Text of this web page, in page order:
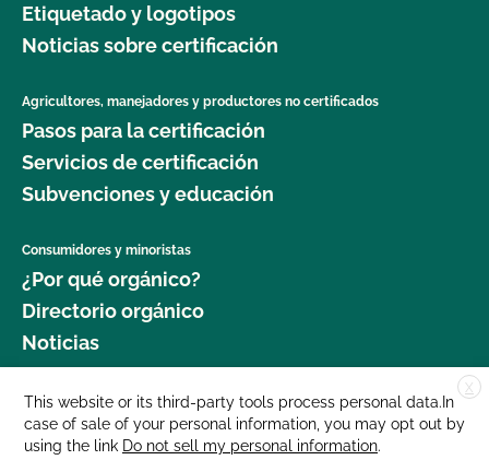
Etiquetado y logotipos
Noticias sobre certificación
Agricultores, manejadores y productores no certificados
Pasos para la certificación
Servicios de certificación
Subvenciones y educación
Consumidores y minoristas
¿Por qué orgánico?
Directorio orgánico
Noticias
Donar
Carreras profesionales
X
This website or its third-party tools process personal data.In
case of sale of your personal information, you may opt out by
using the link Do not sell my personal information.